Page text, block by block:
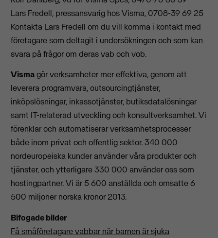
Lars Fredell, pressansvarig hos Visma, 0708-39 69 25
Kontakta Lars Fredell om du vill komma i kontakt med
företagare som deltagit i undersökningen och som kan
svara på frågor om deras vab och vob.
Vismagör verksamheter mer effektiva, genom att
leverera programvara, outsourcingtjänster,
inköpslösningar, inkassotjänster, butiksdatalösningar
samt IT-relaterad utveckling och konsultverksamhet. Vi
förenklar och automatiserar verksamhetsprocesser
både inom privat och offentlig sektor. 340 000
nordeuropeiska kunder använder våra produkter och
tjänster, och ytterligare 330 000 använder oss som
hostingpartner. Vi är 5 600 anställda och omsatte 6
500 miljoner norska kronor 2013.
Bifogade bilder
Få småföretagare vabbar när barnen är sjuka